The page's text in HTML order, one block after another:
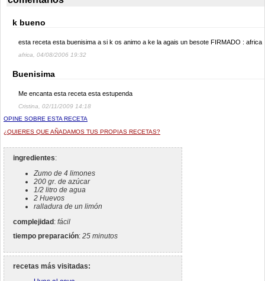
k bueno
esta receta esta buenisima a si k os animo a ke la agais un besote FIRMADO : africa
africa, 04/08/2006 19:32
Buenisima
Me encanta esta receta esta estupenda
Cristina, 02/11/2009 14:18
OPINE SOBRE ESTA RECETA
¿QUIERES QUE AÑADAMOS TUS PROPIAS RECETAS?
ingredientes:
Zumo de 4 limones
200 gr. de azúcar
1/2 litro de agua
2 Huevos
ralladura de un limón
complejidad : fácil
tiempo preparación: 25 minutos
recetas más visitadas: